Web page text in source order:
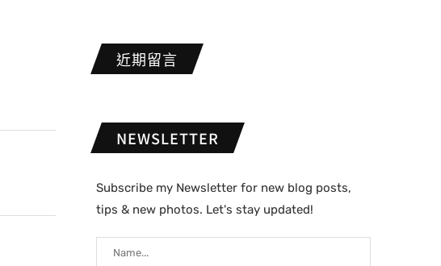
近期留言
NEWSLETTER
Subscribe my Newsletter for new blog posts,
tips & new photos. Let's stay updated!